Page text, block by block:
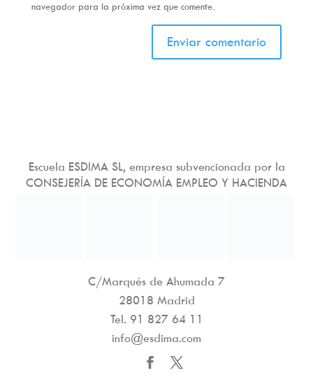
navegador para la próxima vez que comente.
Escuela ESDIMA SL, empresa subvencionada por la
CONSEJERÍA DE ECONOMÍA EMPLEO Y HACIENDA
C/Marqués de Ahumada 7
28018 Madrid
Tel. 91 827 64 11
info@esdima.com